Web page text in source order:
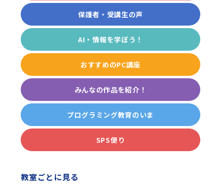
保護者・受講生の声
AI・情報を学ぼう！
おすすめのPC講座
みんなの作品を紹介！
プログラミング教育のいま
SPS便り
教室ごとに見る